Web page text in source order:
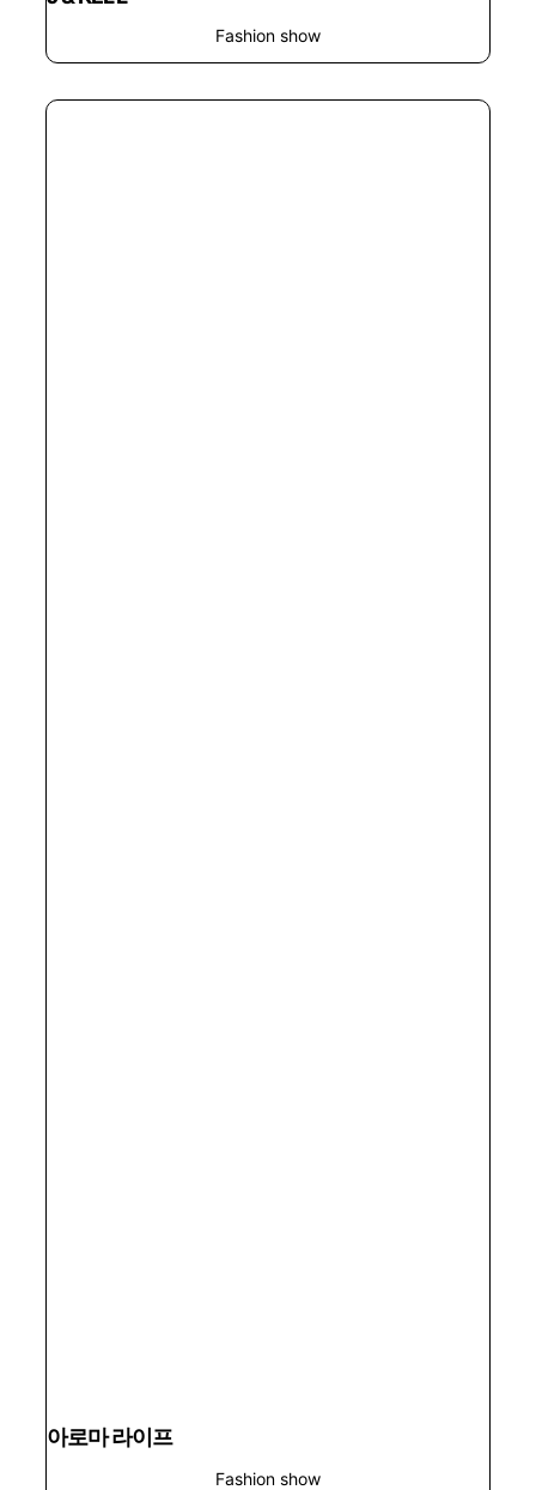
Fashion show
아로마 라이프
Fashion show